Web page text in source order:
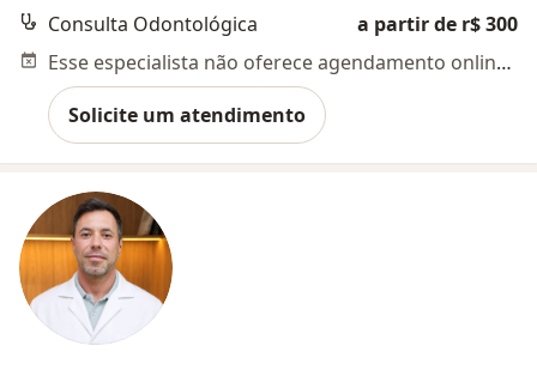
Consulta Odontológica
a partir de r$ 300
Esse especialista não oferece agendamento online para esse endereço.
Solicite um atendimento